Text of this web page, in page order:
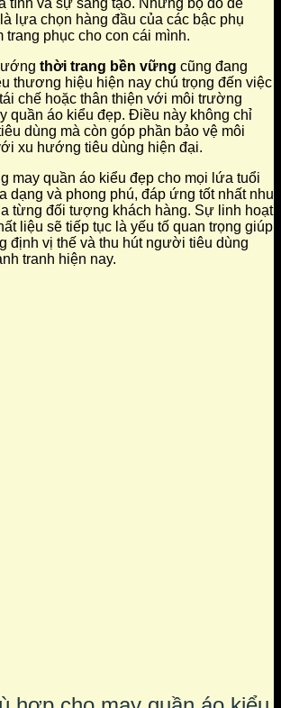
tính và sự sáng tạo. Những bộ đồ dễ
lựa chọn hàng đầu của các bậc phụ
trang phục cho con cái mình.
thời trang bền vững cũng đang
thương hiệu hiện nay chú trọng đến việc
chế hoặc thân thiện với môi trường
quần áo kiểu đẹp. Điều này không chỉ
dùng mà còn góp phần bảo vệ môi
xu hướng tiêu dùng hiện đại.
may quần áo kiểu đẹp cho mọi lứa tuổi
dạng và phong phú, đáp ứng tốt nhất nhu
từng đối tượng khách hàng. Sự linh hoạt
liệu sẽ tiếp tục là yếu tố quan trọng giúp
định vị thế và thu hút người tiêu dùng
tranh hiện nay.